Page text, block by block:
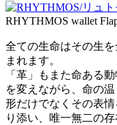
RHYTHMOS wallet
全ての生命はその生
まれます。
「革」もまた命ある
を変えながら、命の
形だけでなくその表
り添い、唯一無二の